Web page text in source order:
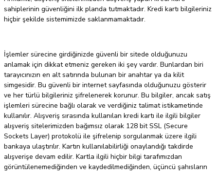
sahiplerinin güvenliğini ilk planda tutmaktadır. Kredi kartı bilgileriniz
hiçbir şekilde sistemimizde saklanmamaktadır.
İşlemler sürecine girdiğinizde güvenli bir sitede olduğunuzu
anlamak için dikkat etmeniz gereken iki şey vardır. Bunlardan biri
tarayıcınızın en alt satırında bulunan bir anahtar ya da kilit
simgesidir. Bu güvenli bir internet sayfasında olduğunuzu gösterir
ve her türlü bilgileriniz şifrelenerek korunur. Bu bilgiler, ancak satış
işlemleri sürecine bağlı olarak ve verdiğiniz talimat istikametinde
kullanılır. Alışveriş sırasında kullanılan kredi kartı ile ilgili bilgiler
alışveriş sitelerimizden bağımsız olarak 128 bit SSL (Secure
Sockets Layer) protokolü ile şifrelenip sorgulanmak üzere ilgili
bankaya ulaştırılır. Kartın kullanılabilirliği onaylandığı takdirde
alışverişe devam edilir. Kartla ilgili hiçbir bilgi tarafımızdan
görüntülenemediğinden ve kaydedilmediğinden, üçüncü şahısların